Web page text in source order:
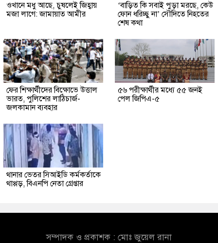
ওখানে মধু আছে, চুষলেই জিহ্বায়
মজা লাগে: জামায়াত আমীর
‘বাড়িত কি সবাই পুড়া মরছে, কেউ
ফোন ধরিচ্ছু না’ সৌদিতে নিহতের
শেষ কথা
ফের শিক্ষার্থীদের বিক্ষোভে উত্তাল
ভারত, পুলিশের লাঠিচার্জ-
জলকামান ব্যবহার
৫৬ পরীক্ষার্থীর মধ্যে ৫৫ জনই
পেল জিপিএ-৫
থানার ভেতর সিআইডি কর্মকর্তাকে
থাপ্পড়, বিএনপি নেতা গ্রেপ্তার
সম্পাদক ও প্রকাশক : মোঃ জুয়েল রানা